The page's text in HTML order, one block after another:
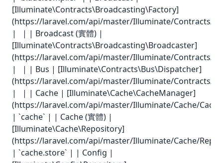
[Illuminate\Contracts\Broadcasting\Factory]
(https://laravel.com/api/master/Illuminate/Contracts/
| | | Broadcast (實體) |
[Illuminate\Contracts\Broadcasting\Broadcaster]
(https://laravel.com/api/master/Illuminate/Contracts/
| | | Bus | [Illuminate\Contracts\Bus\Dispatcher]
(https://laravel.com/api/master/Illuminate/Contracts/
| | | Cache | [Illuminate\Cache\CacheManager]
(https://laravel.com/api/master/Illuminate/Cache/
| `cache` | | Cache (實體) |
[Illuminate\Cache\Repository]
(https://laravel.com/api/master/Illuminate/Cache/
| `cache.store` | | Config |